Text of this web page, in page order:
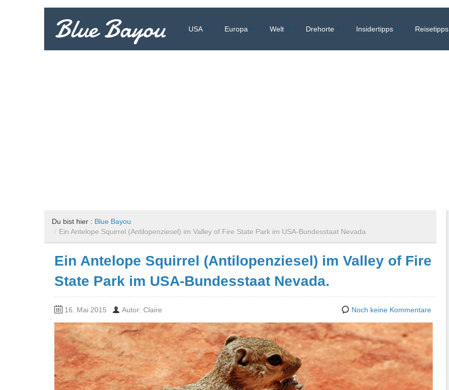
Blue Bayou USA Europa Welt Drehorte Insidertipps Reisetipps
Du bist hier : Blue Bayou
/ Ein Antelope Squirrel (Antilopenziesel) im Valley of Fire State Park im USA-Bundesstaat Nevada.
Ein Antelope Squirrel (Antilopenziesel) im Valley of Fire
State Park im USA-Bundesstaat Nevada.
16. Mai 2015 Autor: Claire Noch keine Kommentare